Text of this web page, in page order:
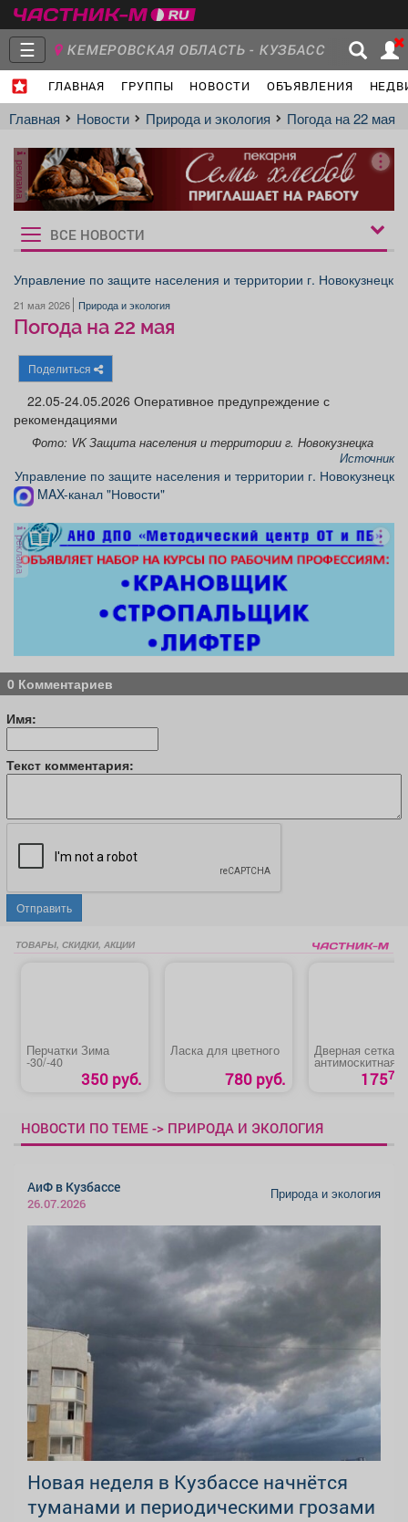
☰ КЕМЕРОВСКАЯ ОБЛАСТЬ - КУЗБАСС
ГЛАВНАЯ ГРУППЫ НОВОСТИ ОБЪЯВЛЕНИЯ
Главная
Группы Новости
Объявления Недвижимость Услуги
Работа
Афиша
Товары Поздравления Погода
Я - пенсионер
Главная Новости Природа и экология Погода на 22 мая
реклама
Рукбрики
новостей
ВСЕ НОВОСТИ
Управление по защите населения и территории г. Новокузнецк
21 мая 2026 Природа и экология
Погода на 22 мая
Поделиться
22.05-24.05.2026 Оперативное предупреждение с
рекомендациями
Фото: VK Защита населения и территории г. Новокузнецка
Источник
Управление по защите населения и территории г. Новокузнецк
MAX-канал "Новости"
реклама
0 Комментариев
Имя:
Текст комментария:
Отправить
ТОВАРЫ, СКИДКИ, АКЦИИ
Перчатки Зима
-30/-40
350 руб.
Ласка для цветного
780 руб.
Дверная сетка
антимоскитная
магнитах17570
НОВОСТИ ПО ТЕМЕ -> ПРИРОДА И ЭКОЛОГИЯ
АиФ в Кузбассе
26.07.2026
Природа и экология
Новая неделя в Кузбассе начнётся
туманами и периодическими грозами